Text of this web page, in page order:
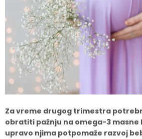
Za vreme drugog trimestra
obratiti pažnju na omega-3 masne
upravo njima potpomaže razvoj